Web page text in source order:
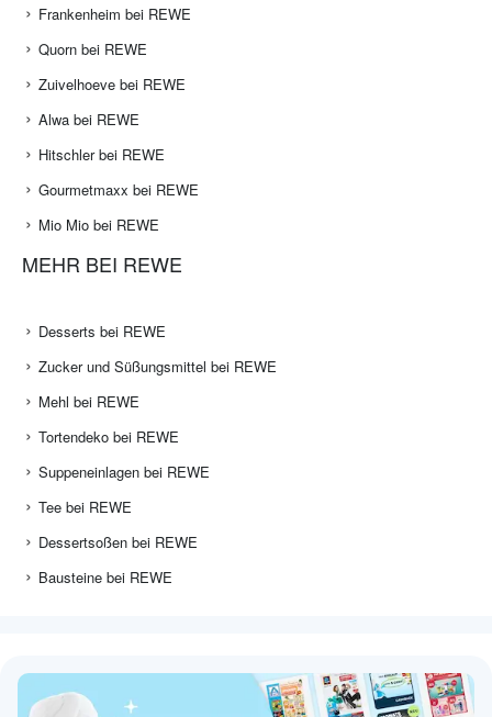
Frankenheim bei REWE
Quorn bei REWE
Zuivelhoeve bei REWE
Alwa bei REWE
Hitschler bei REWE
Gourmetmaxx bei REWE
Mio Mio bei REWE
MEHR BEI REWE
Desserts bei REWE
Zucker und Süßungsmittel bei REWE
Mehl bei REWE
Tortendeko bei REWE
Suppeneinlagen bei REWE
Tee bei REWE
Dessertsoßen bei REWE
Bausteine bei REWE